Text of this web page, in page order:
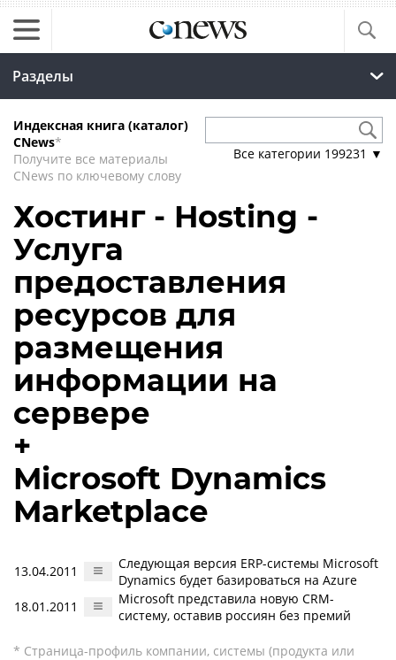
Разделы
Индексная книга (каталог)
CNews*
Получите все материалы
CNews по ключевому слову
Все категории 199231 ▼
Хостинг - Hosting -
Услуга
предоставления
ресурсов для
размещения
информации на
сервере
+
Microsoft Dynamics
Marketplace
13.04.2011
Следующая версия ERP-системы Microsoft
Dynamics будет базироваться на Azure
18.01.2011
Microsoft представила новую CRM-
систему, оставив россиян без премий
* Страница-профиль компании, системы (продукта или